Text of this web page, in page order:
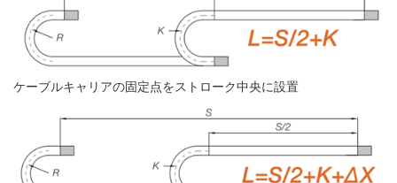
ケーブルキャリアの固定点をストローク中央に設置